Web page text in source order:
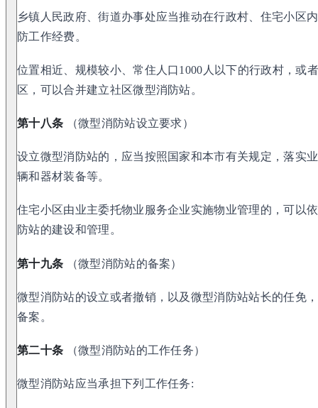
乡镇人民政府、街道办事处应当推动在行政村、住宅小区
防工作经费。
位置相近、规模较小、常住人口1000人以下的行政村，或
区，可以合并建立社区微型消防站。
第十八条 （微型消防站设立要求）
设立微型消防站的，应当按照国家和本市有关规定，落实
辆和器材装备等。
住宅小区由业主委托物业服务企业实施物业管理的，可以
防站的建设和管理。
第十九条 （微型消防站的备案）
微型消防站的设立或者撤销，以及微型消防站站长的任免
备案。
第二十条 （微型消防站的工作任务）
微型消防站应当承担下列工作任务: